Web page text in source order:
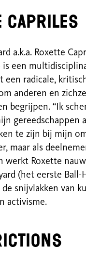
Capriles
a.k.a. Roxette
is een
een radicale,
anderen en
begrijpen. “Ik
gereedschappen
te zijn bij mijn
maar als
werkt Roxette
(het eerste Ball-
snijvlakken van
activisme.